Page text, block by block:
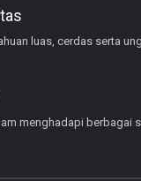
luas, cerdas serta
menghadapi berbagai